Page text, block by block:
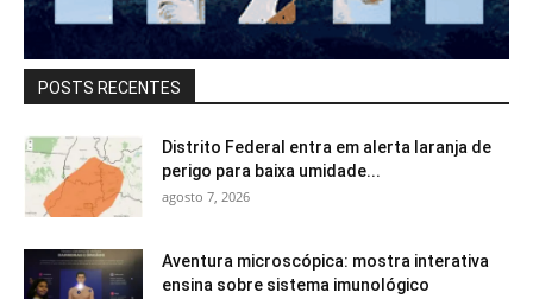
POSTS RECENTES
Distrito Federal entra em alerta laranja de
perigo para baixa umidade...
agosto 7, 2026
Aventura microscópica: mostra interativa
ensina sobre sistema imunológico